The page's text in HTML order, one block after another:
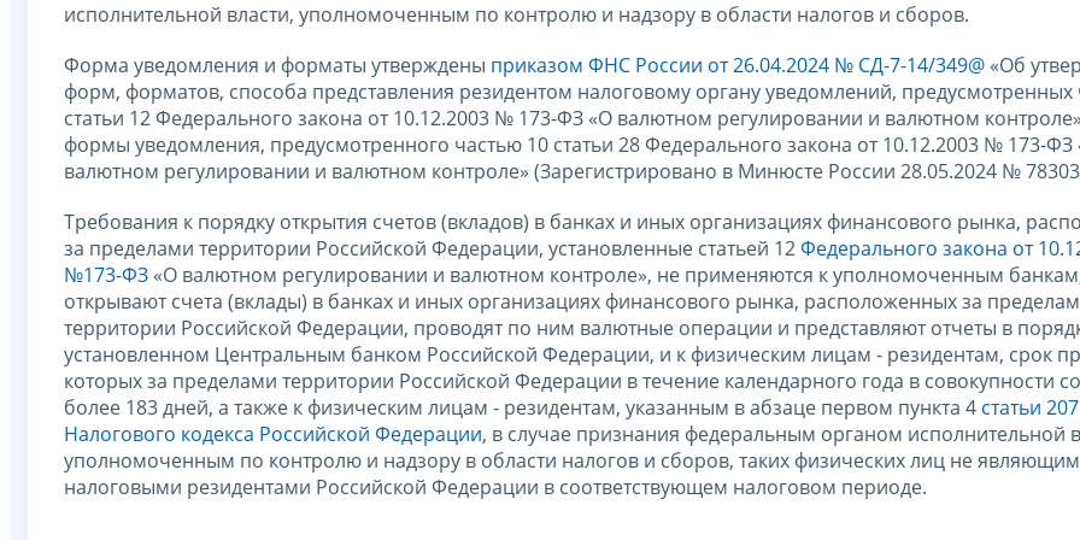
исполнительной власти, уполномоченным по контролю и надзору в области налогов и сборов.
Форма уведомления и форматы утверждены приказом ФНС России от 26.04.2024 № СД-7-14/349@ «Об
форм, форматов, способа представления резидентом налоговому органу уведомлений, предусмотренных
статьи 12 Федерального закона от 10.12.2003 № 173-ФЗ «О валютном регулировании и валютном
формы уведомления, предусмотренного частью 10 статьи 28 Федерального закона от 10.12.2003 № 173-ФЗ
валютном регулировании и валютном контроле» (Зарегистрировано в Минюсте России 28.05.2024 №
Требования к порядку открытия счетов (вкладов) в банках и иных организациях финансового рынка,
за пределами территории Российской Федерации, установленные статьей 12Федерального закона от
№173-ФЗ «О валютном регулировании и валютном контроле», не применяются к уполномоченным
открывают счета (вклады) в банках и иных организациях финансового рынка, расположенных за
территории Российской Федерации, проводят по ним валютные операции и представляют отчеты в
установленном Центральным банком Российской Федерации, и к физическим лицам - резидентам, срок
которых за пределами территории Российской Федерации в течение календарного года в совокупности
более 183 дней, а также к физическим лицам - резидентам, указанным в абзаце первом пункта 4 статьи 207
Налогового кодекса Российской Федерации, в случае признания федеральным органом исполнительной
уполномоченным по контролю и надзору в области налогов и сборов, таких физических лиц не
налоговыми резидентами Российской Федерации в соответствующем налоговом периоде.